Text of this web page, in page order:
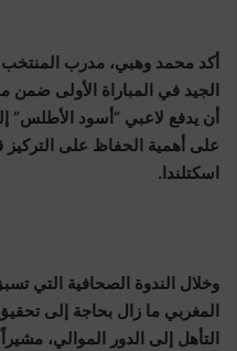
أكد محمد وهبي، مدرب المنتخب
أن يدفع لاعبي “أسود الأطلس”
على أهمية الحفاظ على التركيز
اسكتلندا.
وخلال الندوة الصحافية التي
المغربي ما زال بحاجة إلى
التأهل إلى الدور الموالي،